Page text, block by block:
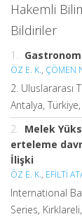
Hakemli
Bildiriler
1.
ÖZ E. K., ÇÖMEN
2. Uluslararası
Antalya,
2. Melek
erteleme
İlişki
ÖZ E. K., EFİLTİ
International
Series,